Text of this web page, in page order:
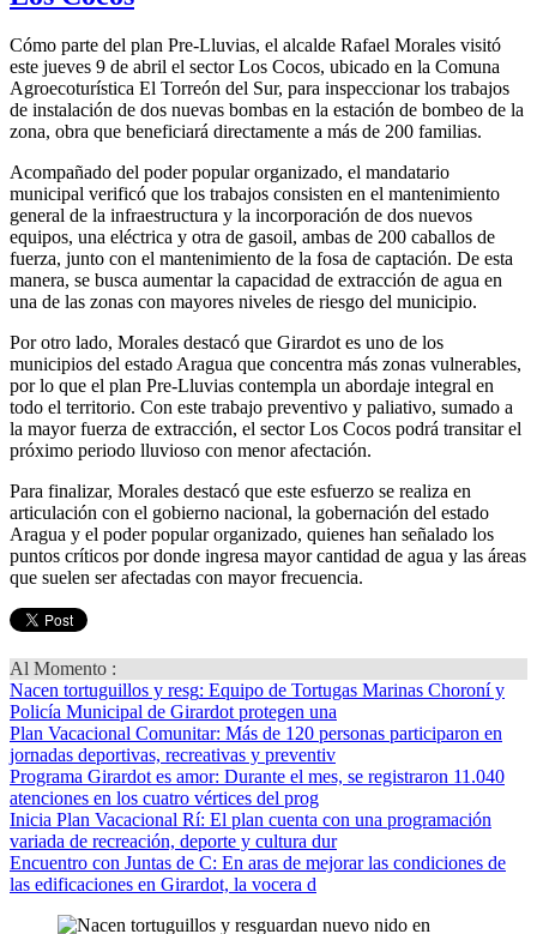
Cómo parte del plan Pre-Lluvias, el alcalde Rafael Morales visitó
este jueves 9 de abril el sector Los Cocos, ubicado en la Comuna
Agroecoturística El Torreón del Sur, para inspeccionar los trabajos
de instalación de dos nuevas bombas en la estación de bombeo de la
zona, obra que beneficiará directamente a más de 200 familias.
Acompañado del poder popular organizado, el mandatario
municipal verificó que los trabajos consisten en el mantenimiento
general de la infraestructura y la incorporación de dos nuevos
equipos, una eléctrica y otra de gasoil, ambas de 200 caballos de
fuerza, junto con el mantenimiento de la fosa de captación. De esta
manera, se busca aumentar la capacidad de extracción de agua en
una de las zonas con mayores niveles de riesgo del municipio.
Por otro lado, Morales destacó que Girardot es uno de los
municipios del estado Aragua que concentra más zonas vulnerables,
por lo que el plan Pre-Lluvias contempla un abordaje integral en
todo el territorio. Con este trabajo preventivo y paliativo, sumado a
la mayor fuerza de extracción, el sector Los Cocos podrá transitar el
próximo periodo lluvioso con menor afectación.
Para finalizar, Morales destacó que este esfuerzo se realiza en
articulación con el gobierno nacional, la gobernación del estado
Aragua y el poder popular organizado, quienes han señalado los
puntos críticos por donde ingresa mayor cantidad de agua y las áreas
que suelen ser afectadas con mayor frecuencia.
Al Momento :
Nacen tortuguillos y resg: Equipo de Tortugas Marinas Choroní y
Policía Municipal de Girardot protegen una
Plan Vacacional Comunitar: Más de 120 personas participaron en
jornadas deportivas, recreativas y preventiv
Programa Girardot es amor: Durante el mes, se registraron 11.040
atenciones en los cuatro vértices del prog
Inicia Plan Vacacional Rí: El plan cuenta con una programación
variada de recreación, deporte y cultura dur
Encuentro con Juntas de C: En aras de mejorar las condiciones de
las edificaciones en Girardot, la vocera d